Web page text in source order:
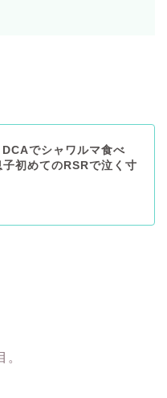
でシャワルマ食べ
子初めてのRSRで泣く寸